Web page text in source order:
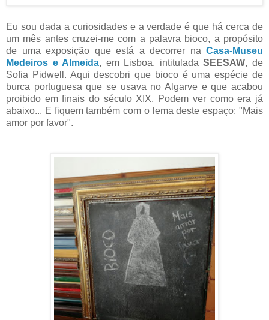
Eu sou dada a curiosidades e a verdade é que há cerca de
um mês antes cruzei-me com a palavra bioco, a propósito
de uma exposição que está a decorrer na Casa-Museu
Medeiros e Almeida, em Lisboa, intituladaSEESAW, de
Sofia Pidwell. Aqui descobri que bioco é uma espécie de
burca portuguesa que se usava no Algarve e que acabou
proibido em finais do século XIX. Podem ver como era já
abaixo... E fiquem também com o lema deste espaço: "Mais
amor por favor".